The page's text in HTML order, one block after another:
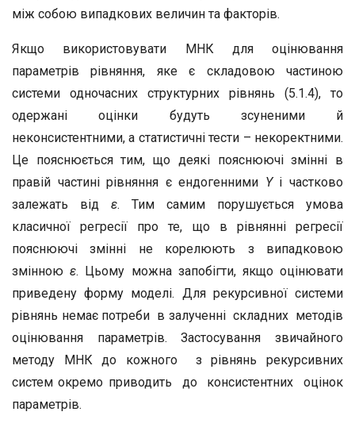
між собою випадкових величин та факторів.
Якщо використовувати МНК для оцінювання
параметрів рівняння, яке є складовою частиною
системи одночасних структурних рівнянь (5.1.4), то
одержані оцінки будуть зсуненими й
неконсистентними, а статистичні тести – некоректними.
Це пояснюється тим, що деякі пояснюючі змінні в
правій частині рівняння є ендогенними Yі частково
залежать від ε. Тим самим порушується умова
класичної регресії про те, що в рівнянні регресії
пояснюючі змінні не корелюють з випадковою
змінноюε. Цьому можна запобігти, якщо оцінювати
приведену форму моделі. Для рекурсивної системи
рівнянь немає потреби в залученні складних методів
оцінювання параметрів. Застосування звичайного
методу МНК до кожного з рівнянь рекурсивних
систем окремо приводить до консистентних оцінок
параметрів.